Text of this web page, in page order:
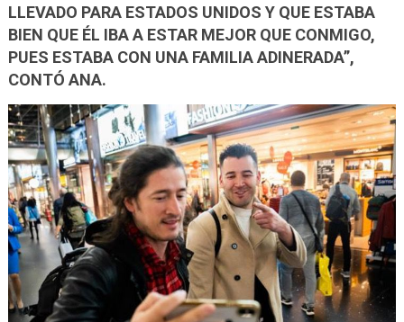
LLEVADO PARA ESTADOS UNIDOS Y QUE ESTABA
BIEN QUE ÉL IBA A ESTAR MEJOR QUE CONMIGO,
PUES ESTABA CON UNA FAMILIA ADINERADA”,
CONTÓ ANA.